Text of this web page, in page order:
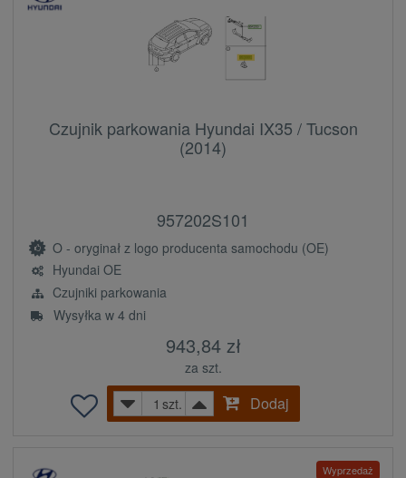
Czujnik parkowania Hyundai IX35 / Tucson
(2014)
957202S101
O - oryginał z logo producenta samochodu (OE)
Hyundai OE
Czujniki parkowania
Wysyłka w 4 dni
943,84 zł
za szt.
szt.
Dodaj
Wyprzedaż